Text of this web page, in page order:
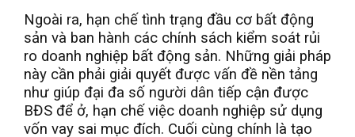
Ngoài ra, hạn chế tình trạng đầu cơ bất động
sản và ban hành các chính sách kiểm soát rủi
ro doanh nghiệp bất động sản. Những giải pháp
này cần phải giải quyết được vấn đề nền tảng
như giúp đại đa số người dân tiếp cận được
BĐS để ở, hạn chế việc doanh nghiệp sử dụng
vốn vay sai mục đích. Cuối cùng chính là tạo